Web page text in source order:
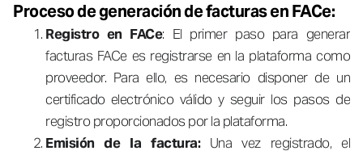
Proceso de generación de facturas en FACe:
Registro en FACe: El primer paso para generar
facturas FACe es registrarse en la plataforma como
proveedor. Para ello, es necesario disponer de un
certificado electrónico válido y seguir los pasos de
registro proporcionados por la plataforma.
Emisión de la factura:Una vez registrado, el